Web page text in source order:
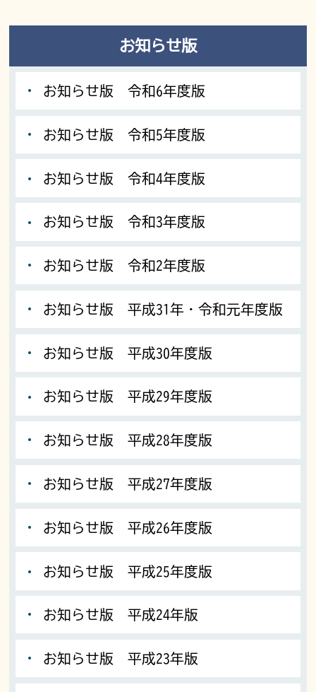
お知らせ版
お知らせ版 令和6年度版
お知らせ版 令和5年度版
お知らせ版 令和4年度版
お知らせ版 令和3年度版
お知らせ版 令和2年度版
お知らせ版 平成31年・令和元年度版
お知らせ版 平成30年度版
お知らせ版 平成29年度版
お知らせ版 平成28年度版
お知らせ版 平成27年度版
お知らせ版 平成26年度版
お知らせ版 平成25年度版
お知らせ版 平成24年版
お知らせ版 平成23年版